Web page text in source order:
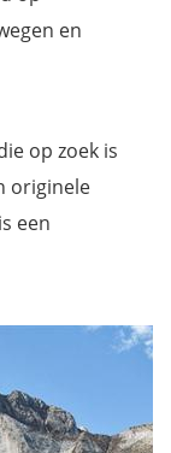
en
op zoek is
originele
een